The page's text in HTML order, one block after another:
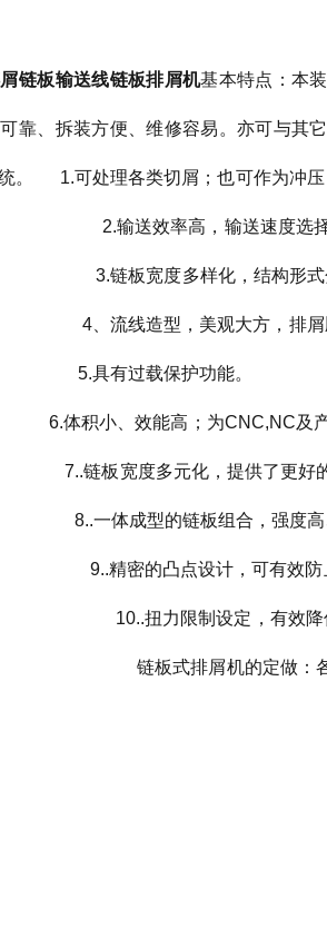
链板输送线链板排屑机基本特点：本
靠、拆装方便、维修容易。亦可与其
统。 1.可处理各类切屑；也可作为冲
效率高，输送速
度多样化，结构
造型，美观大
有过载
、效能高；为
多元化，提供了更好
的链板组合，强度高、
点设计，可有效防止碎
制设定，有效降低
机的定做：各部位的尺